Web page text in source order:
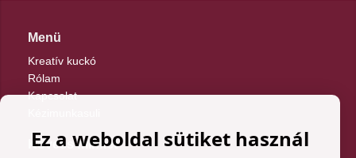
Menü
Kreatív kuckó
Rólam
Kapcsolat
Kövess minket
Ez a weboldal sütiket használ